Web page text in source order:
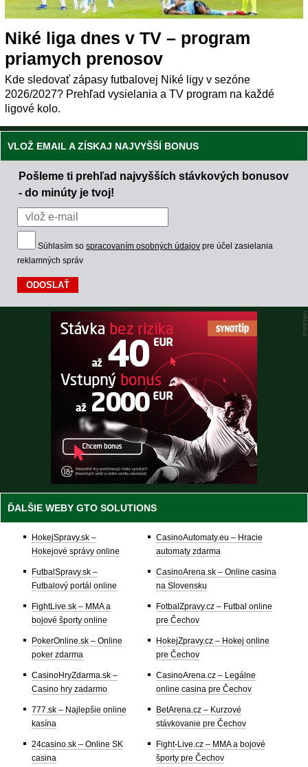
Niké liga dnes v TV – program
priamych prenosov
Kde sledovať zápasy futbalovej Niké ligy v sezóne
2026/2027? Prehľad vysielania a TV program na každé
ligové kolo.
VLOŽ EMAIL A ZÍSKAJ NAJVYŠŠÍ BONUS
Pošleme ti prehľad najvyšších stávkových bonusov
- do minúty je tvoj!
Súhlasím so spracovaním osobných údajov pre účel zasielania
reklamných správ
ĎALŠIE WEBY GTO SOLUTIONS
HokejSpravy.sk –
Hokejové správy online
FutbalSpravy.sk –
Futbalový portál online
FightLive.sk – MMA a
bojové športy online
PokerOnline.sk – Online
poker zdarma
CasinoHryZdarma.sk –
Casino hry zadarmo
777.sk – Najlepšie online
kasína
24casino.sk – Online SK
casina
CasinoAutomaty.eu – Hracie
automaty zdarma
CasinoArena.sk – Online casina
na Slovensku
FotbalZpravy.cz – Futbal online
pre Čechov
HokejZpravy.cz – Hokej online
pre Čechov
CasinoArena.cz – Legálne
online casina pre Čechov
BetArena.cz – Kurzové
stávkovanie pre Čechov
Fight-Live.cz – MMA a bojové
športy pre Čechov